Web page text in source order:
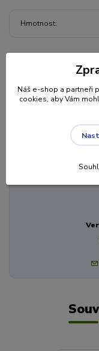
Hmotnost
Zboží zařazeno
MEDY
Ochucené medy
Máte
Náš e-shop a partneři
cookies, aby Vám